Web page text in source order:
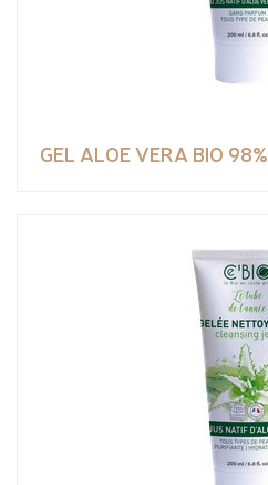
GEL ALOE VERA BIO 98%